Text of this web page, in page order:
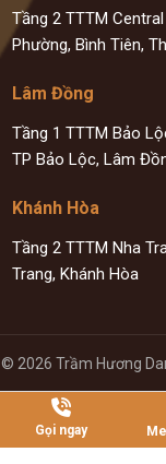
Gọi ngay
Tầng 2 TTTM
Phường, Bình Tiên,
Lâm Đồng
Tầng 1 TTTM Bảo
TP Bảo Lộc, Lâm
Khánh Hòa
Tầng 2 TTTM Nha
Trang, Khánh Hòa
© 2026 Trầm Hương